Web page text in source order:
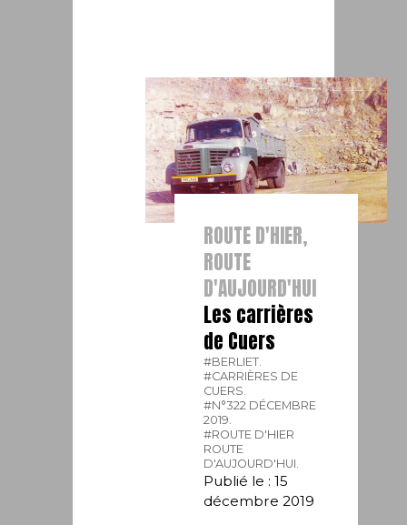
ROUTE D'HIER,
ROUTE
D'AUJOURD'HUI
Les carrières
de Cuers
#BERLIET.
#CARRIÈRES DE
CUERS.
#N°322 DÉCEMBRE
2019.
#ROUTE D'HIER
ROUTE
D'AUJOURD'HUI.
Publié le : 15
décembre 2019